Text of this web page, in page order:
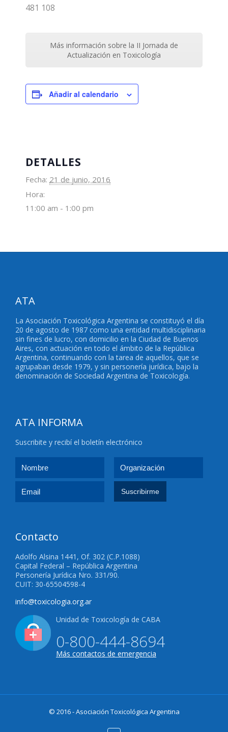
481 108
Más información sobre la II Jornada de
Actualización en Toxicología
Añadir al calendario
DETALLES
Fecha: 21 de junio, 2016
Hora:
11:00 am - 1:00 pm
ATA
La Asociación Toxicológica Argentina se constituyó el día
20 de agosto de 1987 como una entidad multidisciplinaria
sin fines de lucro, con domicilio en la Ciudad de Buenos
Aires, con actuación en todo el ámbito de la República
Argentina, continuando con la tarea de aquellos, que se
agrupaban desde 1979, y sin personería jurídica, bajo la
denominación de Sociedad Argentina de Toxicología.
ATA INFORMA
Suscribite y recibí el boletín electrónico
Contacto
Adolfo Alsina 1441, Of. 302 (C.P.1088)
Capital Federal – República Argentina
Personería Jurídica Nro. 331/90.
CUIT: 30-65504598-4
info@toxicologia.org.ar
Unidad de Toxicología de CABA
0-800-444-8694
Más contactos de emergencia
© 2016 - Asociación Toxicológica Argentina